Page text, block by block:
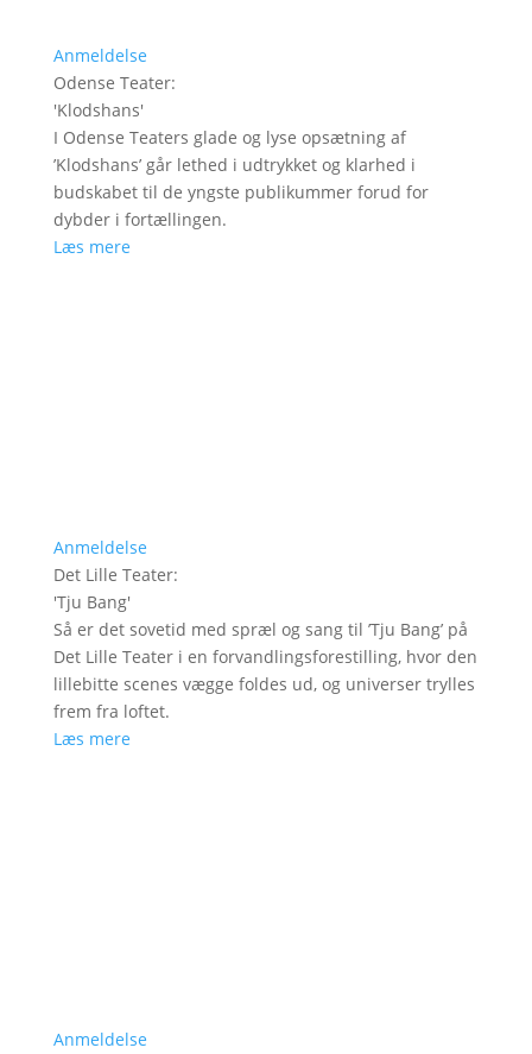
Anmeldelse
Odense Teater:
'Klodshans'
I Odense Teaters glade og lyse opsætning af
’Klodshans’ går lethed i udtrykket og klarhed i
budskabet til de yngste publikummer forud for
dybder i fortællingen.
Læs mere
Anmeldelse
Det Lille Teater:
'Tju Bang'
Så er det sovetid med spræl og sang til ’Tju Bang’ på
Det Lille Teater i en forvandlingsforestilling, hvor den
lillebitte scenes vægge foldes ud, og universer trylles
frem fra loftet.
Læs mere
Anmeldelse